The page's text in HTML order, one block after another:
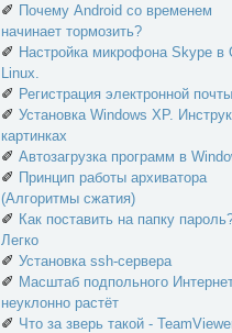
✐ Почему Android со временем
начинает тормозить?
✐ Настройка микрофона Skype в
Linux.
✐ Регистрация электронной почты
✐ Установка Windows XP.
картинках
✐ Автозагрузка программ в
✐ Принцип работы архиватора
(Алгоритмы сжатия)
✐ Как поставить на папку
Легко
✐ Установка ssh-сервера
✐ Масштаб подпольного
неуклонно растёт
✐ Что за зверь такой -